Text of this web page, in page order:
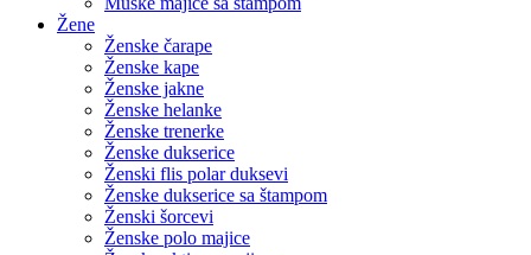
Žene
Ženske čarape
Ženske kape
Ženske jakne
Ženske helanke
Ženske trenerke
Ženske dukserice
Ženski flis polar duksevi
Ženske dukserice sa štampom
Ženski šorcevi
Ženske polo majice